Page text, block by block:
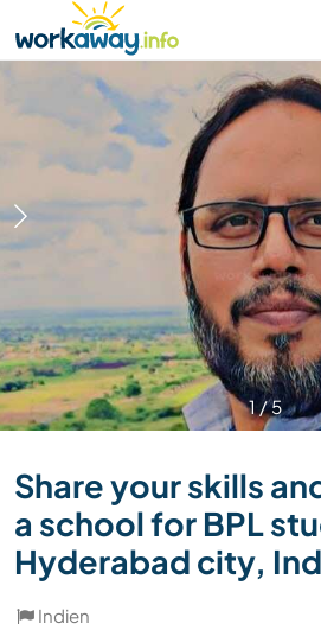
CONTENT
MAIN NAVIGATION
1/5
Share your skills
a school for BPL
Hyderabad city,
Indien